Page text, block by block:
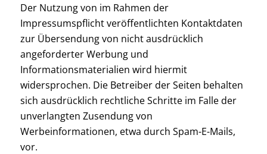
Der Nutzung von im Rahmen der
Impressumspflicht veröffentlichten Kontaktdaten
zur Übersendung von nicht ausdrücklich
angeforderter Werbung und
Informationsmaterialien wird hiermit
widersprochen. Die Betreiber der Seiten behalten
sich ausdrücklich rechtliche Schritte im Falle der
unverlangten Zusendung von
Werbeinformationen, etwa durch Spam-E-Mails,
vor.